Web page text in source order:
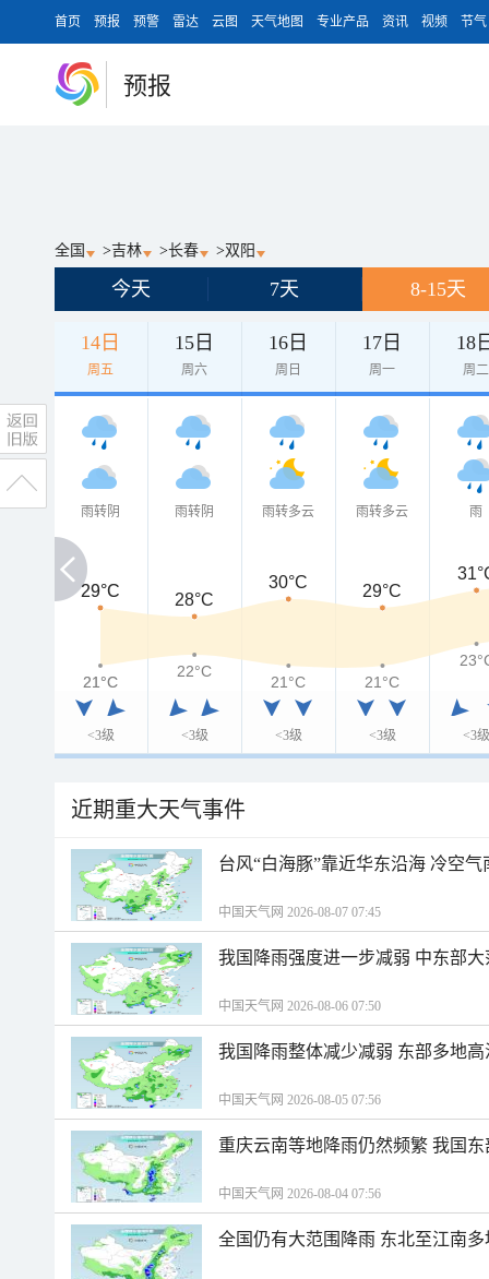
首页 预报 预警 雷达 云图 天气地图 专业产品 资讯 视频 节气
预报
全国 >吉林 >长春 >双阳
今天 7天 8-15天
14日
周五
15日
周六
16日
周日
17日
周一
18
周二
雨转阴
<3级
雨转阴
<3级
雨转多云
<3级
雨转多云
<3级
雨
<3级
29°C
29°C 28°C
30°C 29°C
21°C
21°C
22°C
21°C 21°C
近期重大天气事件
台风“白海豚”靠近华东沿海 冷空
中国天气网 2026-08-07 07:45
我国降雨强度进一步减弱 中东部
中国天气网 2026-08-06 07:50
我国降雨整体减少减弱 东部多地
中国天气网 2026-08-05 07:56
重庆云南等地降雨仍然频繁 我国
中国天气网 2026-08-04 07:56
全国仍有大范围降雨 东北至江南